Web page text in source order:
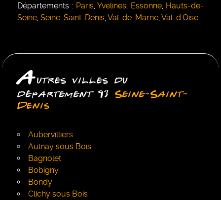
Départements : Paris,Yvelines, Essonne, Hauts-de-
Seine, Seine-Saint-Denis,Val-de-Marne,Val-d'Oise.
Autres villes du
département 93 Seine-Saint-
Denis
Aubervilliers
Aulnay sous Bois
Bagnolet
Bobigny
Bondy
Clichy sous Bois